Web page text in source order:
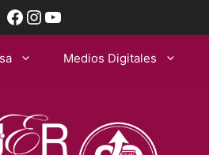
Facebook
Instagram
YouTube
Medios Digitales